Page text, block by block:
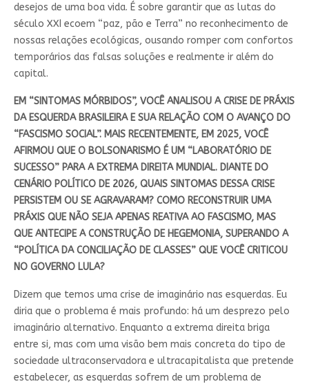
desejos de uma boa vida. É sobre garantir que as lutas do
século XXI ecoem “paz, pão e Terra” no reconhecimento de
nossas relações ecológicas, ousando romper com confortos
temporários das falsas soluções e realmente ir além do
capital.
EM “SINTOMAS MÓRBIDOS”, VOCÊ ANALISOU A CRISE DE PRÁXIS
DA ESQUERDA BRASILEIRA E SUA RELAÇÃO COM O AVANÇO DO
“FASCISMO SOCIAL”. MAIS RECENTEMENTE, EM 2025, VOCÊ
AFIRMOU QUE O BOLSONARISMO É UM “LABORATÓRIO DE
SUCESSO” PARA A EXTREMA DIREITA MUNDIAL. DIANTE DO
CENÁRIO POLÍTICO DE 2026, QUAIS SINTOMAS DESSA CRISE
PERSISTEM OU SE AGRAVARAM? COMO RECONSTRUIR UMA
PRÁXIS QUE NÃO SEJA APENAS REATIVA AO FASCISMO, MAS
QUE ANTECIPE A CONSTRUÇÃO DE HEGEMONIA, SUPERANDO A
“POLÍTICA DA CONCILIAÇÃO DE CLASSES” QUE VOCÊ CRITICOU
NO GOVERNO LULA?
Dizem que temos uma crise de imaginário nas esquerdas. Eu
diria que o problema é mais profundo: há um desprezo pelo
imaginário alternativo. Enquanto a extrema direita briga
entre si, mas com uma visão bem mais concreta do tipo de
sociedade ultraconservadora e ultracapitalista que pretende
estabelecer, as esquerdas sofrem de um problema de